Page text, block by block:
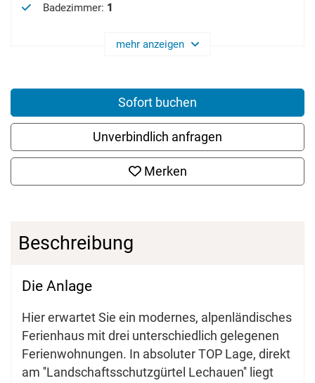
Badezimmer: 1
mehr anzeigen
Sofort buchen
Unverbindlich anfragen
Merken
Beschreibung
Die Anlage
Hier erwartet Sie ein modernes, alpenländisches
Ferienhaus mit drei unterschiedlich gelegenen
Ferienwohnungen. In absoluter TOP Lage, direkt
am ''Landschaftsschutzgürtel Lechauen'' liegt